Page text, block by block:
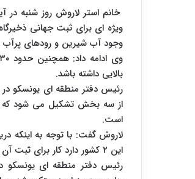
خانم استر لاروش روز شنبه در
ویژه ای برای ثبت جهانی ذخیرگاه
وجود آب شیرین و رودهای پرآب
بالایی داشته باشد.
رئیس دفتر منطقه ای یونسکو در
است.
لاروش گفت: با توجه به اینکه
این ۲ کشور دارد کار برای ثبت آن به عنوان ذخیره گاه زیستکره آغاز شده است.
رئیس دفتر منطقه ای یونسکو